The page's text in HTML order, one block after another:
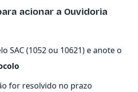
acionar a Ouvidoria
SAC (1052 ou 10621) e anote o
for resolvido no prazo